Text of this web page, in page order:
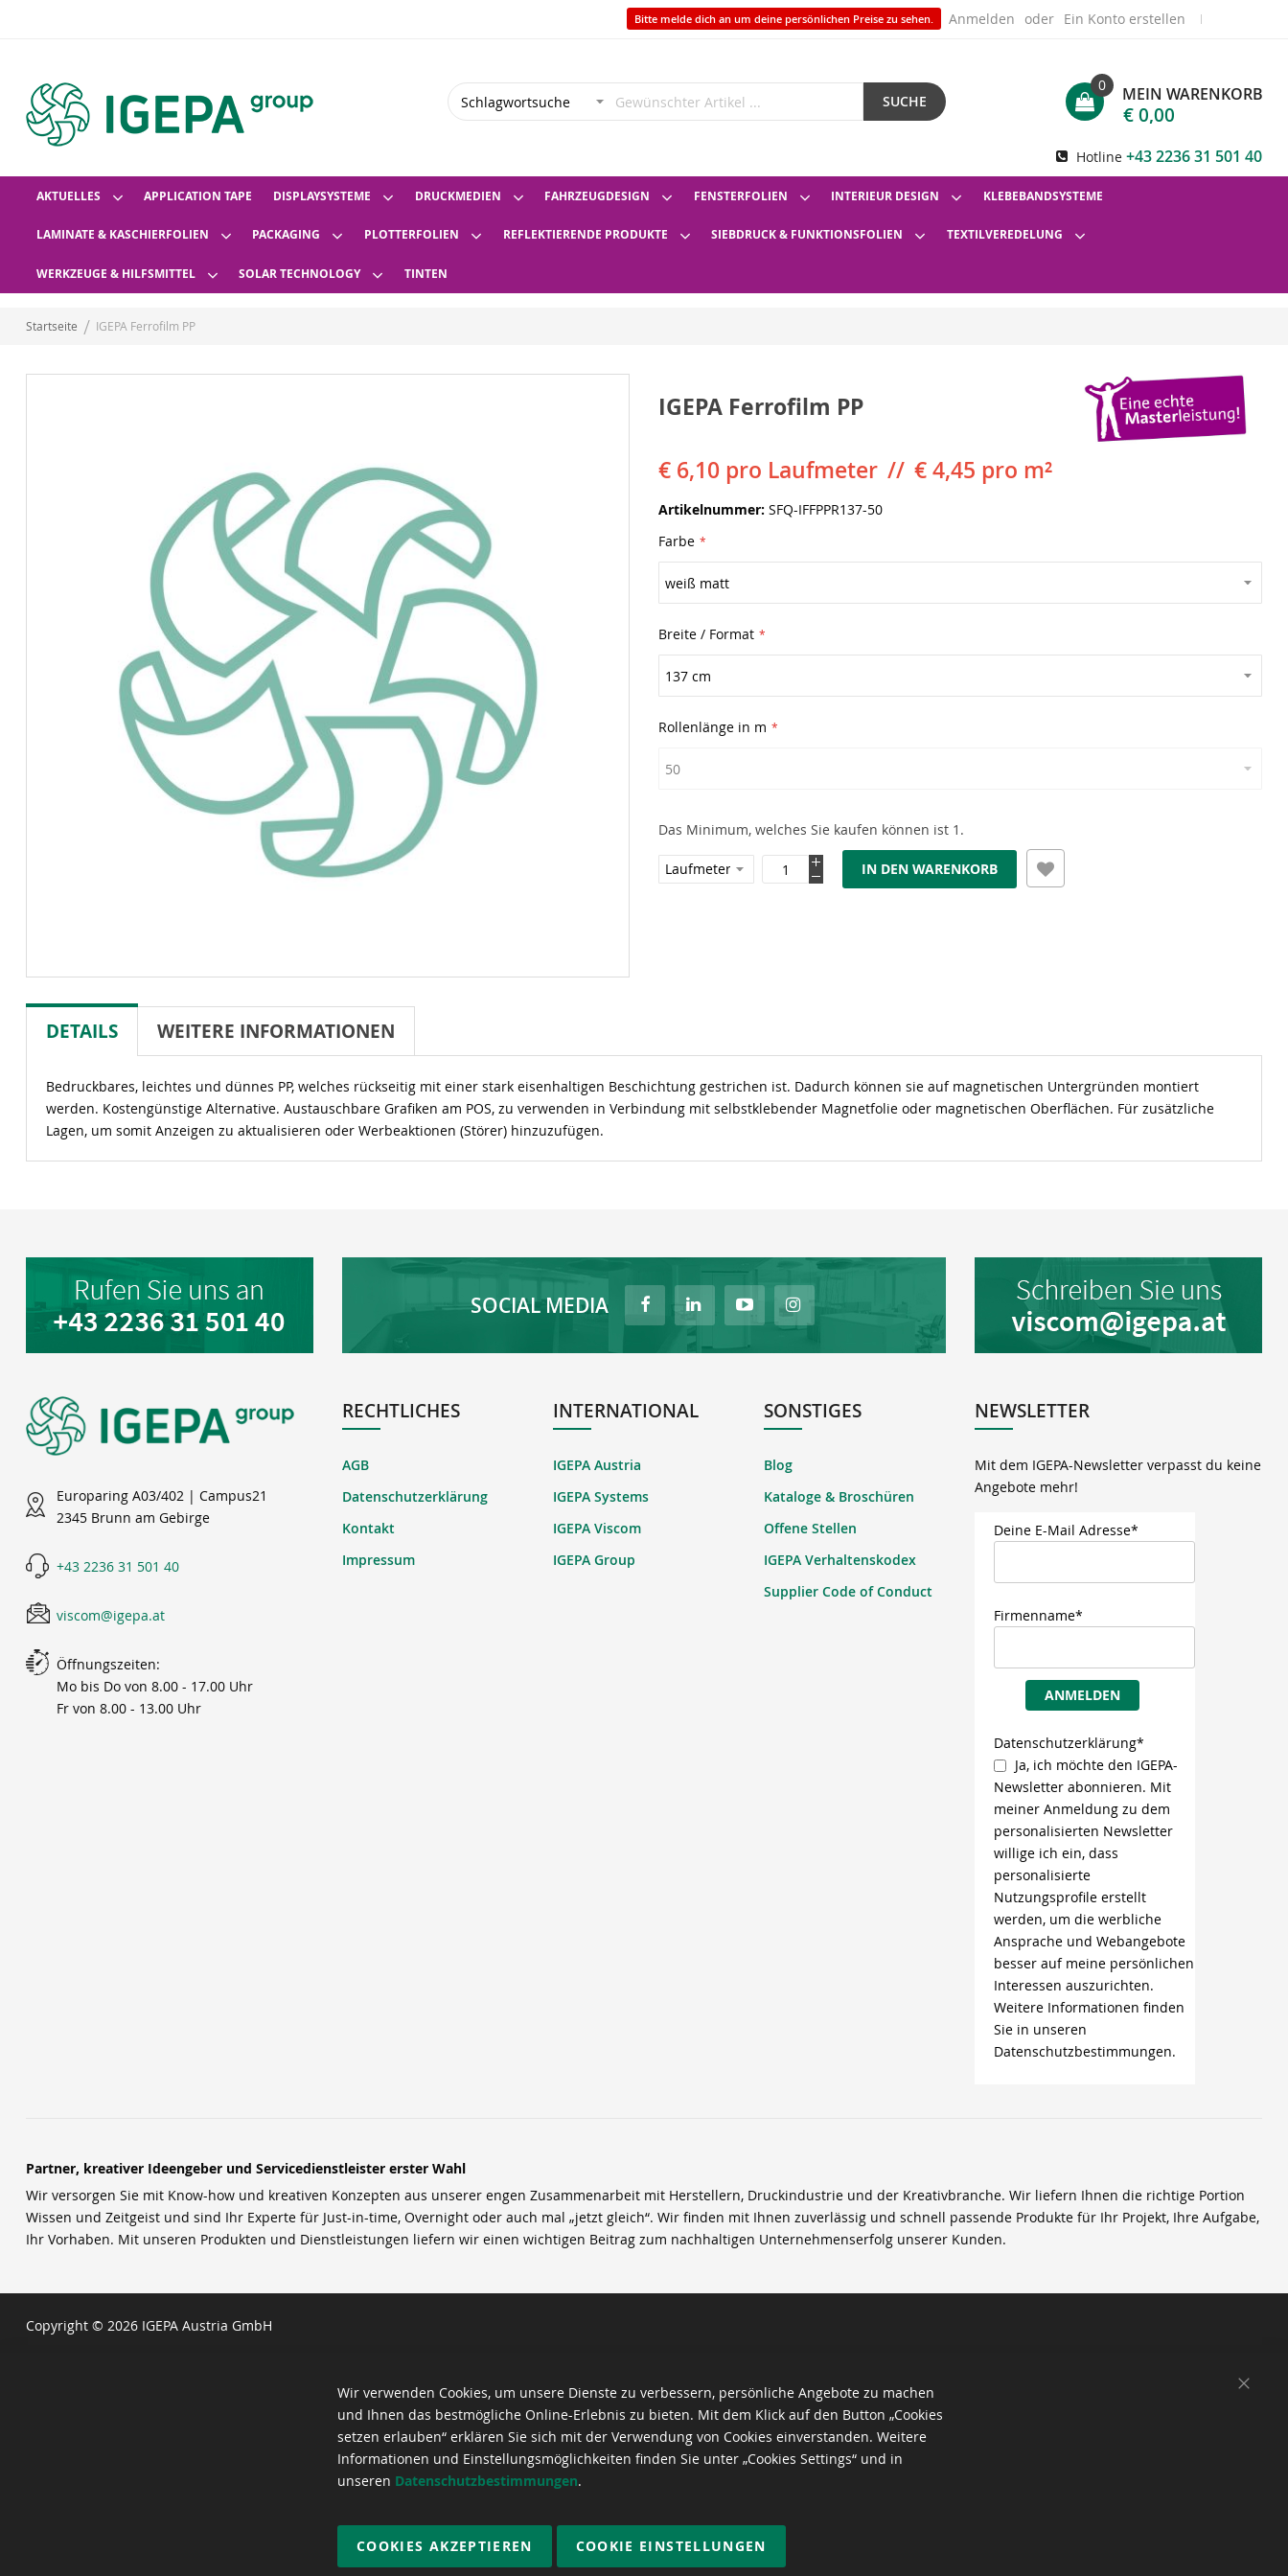
Bitte melde dich an um deine persönlichen Preise zu sehen. Anmelden Ein Konto erstellen
SUCHE MEIN WARENKORB
0
€ 0,00
Hotline +43 2236 31 501 40
AKTUELLES APPLICATION TAPE DISPLAYSYSTEME DRUCKMEDIEN FAHRZEUGDESIGN FENSTERFOLIEN INTERIEUR DESIGN KLEBEBANDSYSTEME
LAMINATE & KASCHIERFOLIEN PACKAGING PLOTTERFOLIEN REFLEKTIERENDE PRODUKTE SIEBDRUCK & FUNKTIONSFOLIEN TEXTILVEREDELUNG
WERKZEUGE & HILFSMITTEL SOLAR TECHNOLOGY TINTEN
Startseite IGEPA Ferrofilm PP
IGEPA Ferrofilm PP
€ 6,10 pro Laufmeter € 4,45 pro m²
Artikelnummer SFQ-IFFPPR137-50
Farbe
Breite / Format
Rollenlänge in m
Das Minimum, welches Sie kaufen können ist 1.
IN DEN WARENKORB
DETAILS WEITERE INFORMATIONEN
Bedruckbares, leichtes und dünnes PP, welches rückseitig mit einer stark eisenhaltigen Beschichtung gestrichen ist. Dadurch können sie auf magnetischen Untergründen montiert
werden. Kostengünstige Alternative. Austauschbare Grafiken am POS, zu verwenden in Verbindung mit selbstklebender Magnetfolie oder magnetischen Oberflächen. Für zusätzliche
Lagen, um somit Anzeigen zu aktualisieren oder Werbeaktionen (Störer) hinzuzufügen.
SOCIAL MEDIA
Europaring A03/402 | Campus21
2345 Brunn am Gebirge
+43 2236 31 501 40
viscom@igepa.at
Öffnungszeiten:
Mo bis Do von 8.00 - 17.00 Uhr
Fr von 8.00 - 13.00 Uhr
RECHTLICHES
AGB
Datenschutzerklärung
Kontakt
Impressum
INTERNATIONAL
IGEPA Austria
IGEPA Systems
IGEPA Viscom
IGEPA Group
SONSTIGES
Blog
Kataloge & Broschüren
Offene Stellen
IGEPA Verhaltenskodex
Supplier Code of Conduct
NEWSLETTER
Mit dem IGEPA-Newsletter verpasst du keine
Angebote mehr!
Deine E-Mail Adresse*
Firmenname*
ANMELDEN
Datenschutzerklärung*
Ja, ich möchte den IGEPA-
Newsletter abonnieren. Mit
meiner Anmeldung zu dem
personalisierten Newsletter
willige ich ein, dass
personalisierte
Nutzungsprofile erstellt
werden, um die werbliche
Ansprache und Webangebote
besser auf meine persönlichen
Interessen auszurichten.
Weitere Informationen finden
Sie in unseren
Datenschutzbestimmungen.
Partner, kreativer Ideengeber und Servicedienstleister erster Wahl
Wir versorgen Sie mit Know-how und kreativen Konzepten aus unserer engen Zusammenarbeit mit Herstellern, Druckindustrie und der Kreativbranche. Wir liefern Ihnen die richtige Portion
Wissen und Zeitgeist und sind Ihr Experte für Just-in-time, Overnight oder auch mal „jetzt gleich“. Wir finden mit Ihnen zuverlässig und schnell passende Produkte für Ihr Projekt, Ihre Aufgabe,
Ihr Vorhaben. Mit unseren Produkten und Dienstleistungen liefern wir einen wichtigen Beitrag zum nachhaltigen Unternehmenserfolg unserer Kunden.
Copyright © 2026 IGEPA Austria GmbH
Wir verwenden Cookies, um unsere Dienste zu verbessern, persönliche Angebote zu machen
und Ihnen das bestmögliche Online-Erlebnis zu bieten. Mit dem Klick auf den Button „Cookies
setzen erlauben“ erklären Sie sich mit der Verwendung von Cookies einverstanden. Weitere
Informationen und Einstellungsmöglichkeiten finden Sie unter „Cookies Settings“ und in
unseren Datenschutzbestimmungen.
COOKIES AKZEPTIEREN COOKIE EINSTELLUNGEN